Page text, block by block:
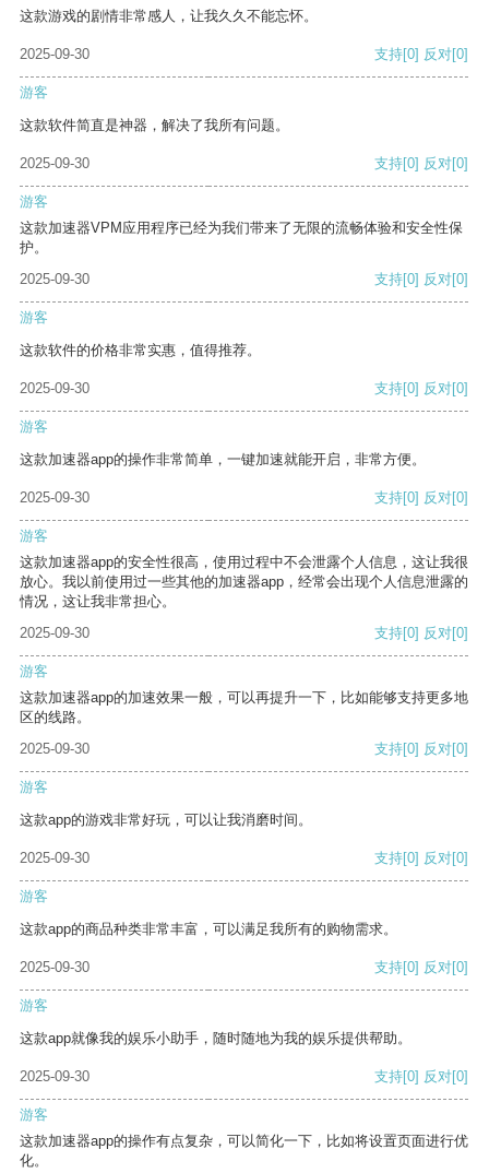
这款游戏的剧情非常感人，让我久久不能忘怀。
2025-09-30 支持[0] 反对[0]
游客
这款软件简直是神器，解决了我所有问题。
2025-09-30 支持[0] 反对[0]
游客
这款加速器VPM应用程序已经为我们带来了无限的流畅体验和安全性保
护。
2025-09-30
支持[0] 反对[0]
游客
这款软件的价格非常实惠，值得推荐。
2025-09-30 支持[0] 反对[0]
游客
这款加速器app的操作非常简单，一键加速就能开启，非常方便。
2025-09-30 支持[0] 反对[0]
游客
这款加速器app的安全性很高，使用过程中不会泄露个人信息，这让我很
放心。我以前使用过一些其他的加速器app，经常会出现个人信息泄露的
情况，这让我非常担心。
2025-09-30
支持[0] 反对[0]
游客
这款加速器app的加速效果一般，可以再提升一下，比如能够支持更多地
区的线路。
2025-09-30
支持[0] 反对[0]
游客
这款app的游戏非常好玩，可以让我消磨时间。
2025-09-30 支持[0] 反对[0]
游客
这款app的商品种类非常丰富，可以满足我所有的购物需求。
2025-09-30 支持[0] 反对[0]
游客
这款app就像我的娱乐小助手，随时随地为我的娱乐提供帮助。
2025-09-30 支持[0] 反对[0]
游客
这款加速器app的操作有点复杂，可以简化一下，比如将设置页面进行优
化。